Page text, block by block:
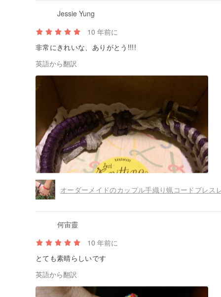
香港商業ラジオは器用な「マウスモール」、ミルクフ
キスタイルデザイン大学主宰903を受けていました。
あなたが詳細をお知りになりたい場合は、〜私たちの顔
パッケージ寸法との製品：55のx 55のx 25ミリメートル
/使用とメンテナンス情報/
1.銅ボールは、手織り、および銅であるため、凹部を行
2.化学薬品、海水、スイミング.....など、温泉を運ぶ触れ
3.あなたが運ばない場合は、体重を防ぎ、過剰な酸化す
の個人的な宝石箱に入れ、保護付属品を確保することが
4.各装飾は、環境保護のクラフト紙のギフトボックスが
/カスタムについて/
♥すべてちょうどニット商品製品は、すべての実撮影さ
次のいずれかの株式かどうかを尋ねたことができます前
彼らのために待つことができません。
♥材料の光やゲストの複雑さが変化することを選択し、
順序付け
♥すべての私たちのジュエリーは、香港織りのすべての
です。
Jessie Yung
10 年前に
非常にきれいな、ありがとう!!!!
英語から翻訳
オーダーメイドのカップル手織り蝋コードブレス
何宙靈
10 年前に
とても素晴らしいです
英語から翻訳